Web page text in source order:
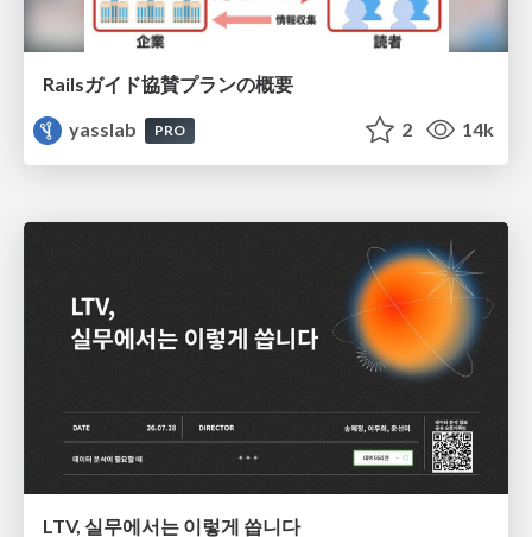
Railsガイド協賛プランの概要
yasslab
PRO 2 14k
LTV, 실무에서는 이렇게 씁니다